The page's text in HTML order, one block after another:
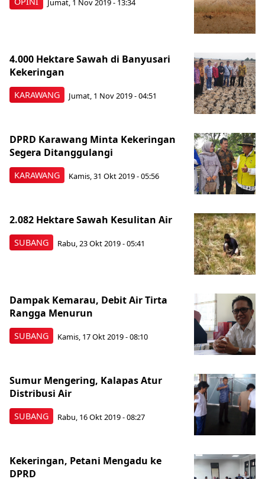
KARAWANG
4.000 Hektare Sawah di Banyusari
Kekeringan
Jumat, 1 Nov 2019 - 04:51
KARAWANG
DPRD Karawang Minta Kekeringan
Segera Ditanggulangi
Kamis, 31 Okt 2019 - 05:56
SUBANG
2.082 Hektare Sawah Kesulitan Air
Rabu, 23 Okt 2019 - 05:41
SUBANG
Dampak Kemarau, Debit Air Tirta
Rangga Menurun
Kamis, 17 Okt 2019 - 08:10
SUBANG
Sumur Mengering, Kalapas Atur
Distribusi Air
Rabu, 16 Okt 2019 - 08:27
Kekeringan, Petani Mengadu ke
DPRD